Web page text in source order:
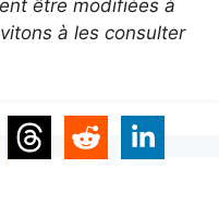
être modifiées à
à les consulter